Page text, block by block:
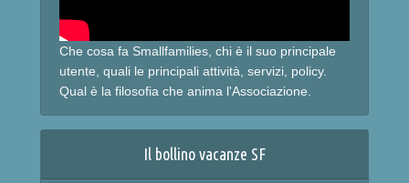
Che cosa fa Smallfamilies, chi è il suo principale
utente, quali le principali attività, servizi, policy.
Qual è la filosofia che anima l'Associazione.
Il bollino vacanze SF